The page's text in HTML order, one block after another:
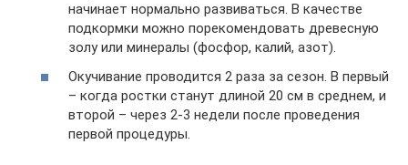
начинает нормально развиваться. В качестве
подкормки можно порекомендовать древесную
золу или минералы (фосфор, калий, азот).
Окучивание проводится 2 раза за сезон. В первый
– когда ростки станут длиной 20 см в среднем, и
второй – через 2-3 недели после проведения
первой процедуры.